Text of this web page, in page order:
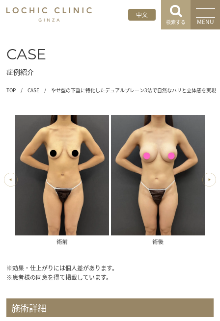
中文
検索する MENU
CASE
症例紹介
TOP / CASE / やせ型の下垂に特化したデュアルプレーン3法で自然なハリと立体感を実現
※効果・仕上がりには個人差があります。
※患者様の同意を得て掲載しています。
施術詳細